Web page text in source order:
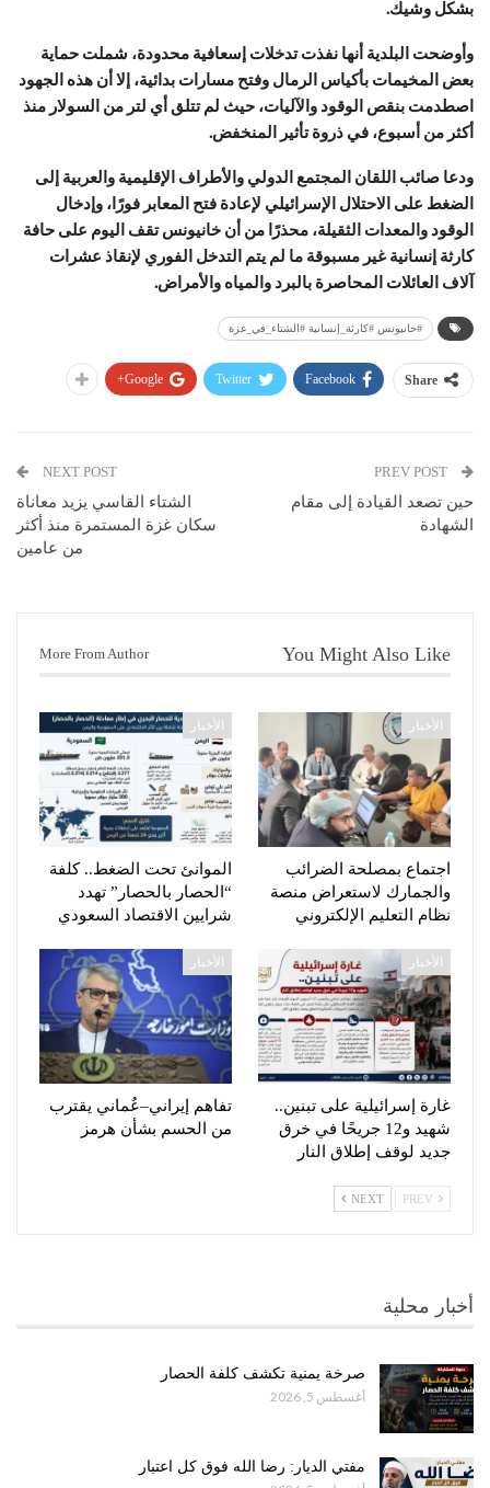
بشكل وشيك.
وأوضحت البلدية أنها نفذت تدخلات إسعافية محدودة، شملت حماية
بعض المخيمات بأكياس الرمال وفتح مسارات بدائية، إلا أن هذه الجهود
اصطدمت بنقص الوقود والآليات، حيث لم تتلق أي لتر من السولار منذ
أكثر من أسبوع، في ذروة تأثير المنخفض.
ودعا صائب اللقان المجتمع الدولي والأطراف الإقليمية والعربية إلى
الضغط على الاحتلال الإسرائيلي لإعادة فتح المعابر فورًا، وإدخال
الوقود والمعدات الثقيلة، محذرًا من أن خانيونس تقف اليوم على حافة
كارثة إنسانية غير مسبوقة ما لم يتم التدخل الفوري لإنقاذ عشرات
آلاف العائلات المحاصرة بالبرد والمياه والأمراض.
#خانيونس #كارثة_إنسانية #الشتاء_في_غزة
Share
Facebook
Twitter
Google+
حين تصعد القيادة إلى مقام
الشهادة
NEXT POST
الشتاء القاسي يزيد معاناة
سكان غزة المستمرة منذ أكثر
من عامين
You Might Also Like
More From Author
الأخبار
اجتماع بمصلحة الضرائب
والجمارك لاستعراض منصة
نظام التعليم الإلكتروني
الأخبار
الموانئ تحت الضغط.. كلفة
“الحصار بالحصار” تهدد
شرايين الاقتصاد السعودي
الأخبار
غارة إسرائيلية على تبنين..
شهيد و12 جريحًا في خرق
جديد لوقف إطلاق النار
الأخبار
تفاهم إيراني–عُماني يقترب
من الحسم بشأن هرمز
NEXT
أخبار محلية
صرخة يمنية تكشف كلفة الحصار
أغسطس 5, 2026
مفتي الديار: رضا الله فوق كل اعتبار